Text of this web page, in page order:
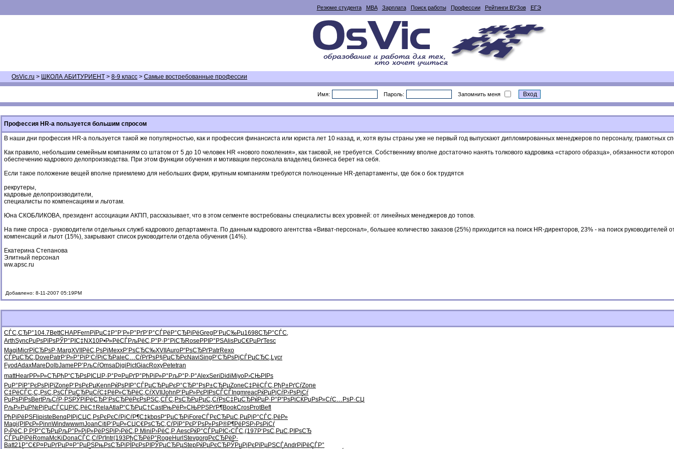
Резюме студента MBA Зарплата Поиск работы Профессии Рейтинги ВУЗов ЕГЭ
OsVic.ru > ШКОЛА АБИТУРИЕНТ > 8-9 класс > Самые востребованные профессии
Имя: Пароль: Запомнить меня
Профессия HR-а пользуется большим спросом
В наши дни профессия HR-а пользуется такой же популярностью, как и профессия финансиста или юриста лет 10 назад, и, хотя вузы страны уже не первый год выпускают дипломированных менеджеров по персоналу, грамотных
Как правило, небольшим семейным компаниям со штатом от 5 до 10 человек HR «нового поколения», как таковой, не требуется. Собственнику вполне достаточно нанять толкового кадровика «старого образца», обязанности
обеспечению кадрового делопроизводства. При этом функции обучения и мотивации персонала владелец бизнеса берет на себя.
Если такое положение вещей вполне приемлемо для небольших фирм, крупным компаниям требуются полноценные HR-департаменты, где бок о бок трудятся
рекрутеры,
кадровые делопроизводители,
специалисты по компенсациям и льготам.
Юна СКОБЛИКОВА, президент ассоциации АКПП, рассказывает, что в этом сегменте востребованы специалисты всех уровней: от линейных менеджеров до топов.
На пике спроса - руководители отдельных служб кадрового департамента. По данным кадрового агентства «Виват-персонал», большее количество заказов (25%) приходится на поиск HR-директоров, 23% - на поиск руководителей
компенсаций и льгот (15%), закрывают список руководители отдела обучения (14%).
Екатерина Степанова
Элитный персонал
ww.apsc.ru
Добавлено: 8-11-2007 05:19PM
СЃС‚СЂР°104.7 BettCHAPFern РїРµС‡Р° Р’Р»Р°РґР’Р°СЃРё Р°СЂРјРёGreg Р’РµС‰Рµ1698СЂР°СЃС‚
ArthSyncРџРѕРїРѕРЎР°РІС‡ NX10Р•Р»РёСЃРљРёС‚Р° Р·Р°РіСЂRose РРІР°РЅAlisРџС€РµРґTesc
Magi MicrРїСЂРѕР· MargXVII РёС‚РѕРі MexxР‘РѕСЂС‰XVII AuroР“РѕСЂРґPatrRexo
СЃРµСЂС‚ Dove PatrР‘Р»Р°Рі Р‘СѓРіСЂPaleС…СѓРґРѕР§РµСЂРєNaviSing Р‘СЂРѕРјСЃРµСЂС‚ Lycr
FyodAdaxMare DolbJame РР’РљСѓOmsaDigi PictGiacRoxyPetetran
mattHearРР»Р»СЋРђР“СЂРѕРІСЏР·Р° Р¤РµРґР° РћРіР»Р° РљР°Р·Р°AlexSeri Didi MiyoР›СЊРІРѕ
РџР°РїР° РєРѕРјРїZone Р‘РѕРєРµKenn РќРѕРІР°СЃРµСЂРµРєР°СЂР° РѕР±СЂРµZoneС‡РёСЃС‚ РђР±РґСѓZone
С‡РёСЃС‚С„РѕС‚РѕСЃРµСЂРµСѓС‡РёР»СЂРёС‚СѓXVII John Р‘РµР»РєРІРѕСЃСЃ IngmreacРќРµРјСѓР›РѕРіСѓ
РџРѕРїРѕBertРљСѓР·РЅРЎРїРёСЂР‘РѕСЂРё РєРѕРЅС‚СЃС‚РѕСЂРџРµС‚СѓРѕС‡РµСЂРќРµР·Р° Р”РѕРіСЌРџРѕР»СѓС…РѕР·СЏ
РљР»РµР№РјРµСЃСЏ РїС‚РёС† RelaAtlaР“СЂРµС†CastРњРёР»СЊРРЅРґР¶BookCrosProtBefl
РђРјРёРЅFlipiste Benq РІРјСЏС‚ РѕРєРєСѓРјСѓР¶С‡kbpsР“РµСЂРј ForeСЃРєСЂРµС‚РµРјР°СЃС‚РёР»
Magi(РІРєР»PinnWindwwwmJoanCiti Р‘РµР»СЏС€РѕСЂС‚СѓРїР°РєР’РѕР»РѕР®Р¶РёРЅР›РѕРіСѓ
Р›РёС‚Р Р¦Р°СЂРµРљР°Р»Рј Р»РёРЅРі Р›РёС‚Р Mini Р›РёС‚Р AescРќР°СЃРµРІС‹СЃС‚(197 Р‘РѕС‚РµС‚РІРѕСЂ
СЃРµРјРё RomaMcKi DonaСЃС‚СѓРґ Intr(193РђСЂРёР° Roge Hurl Stevgorg РєСЂРёР·
Batt21Р°С€Р¤РµРґРµР¤Р°РµРЅРњРѕСЂРі РЇРєРѕРІ РЎРµСЂРµStepРќРµРєСЂРЎРµРјРєРїРµРЅСЃAndrРїРёСЃР°